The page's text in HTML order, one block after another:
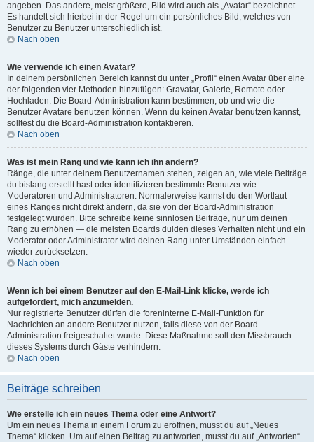
angeben. Das andere, meist größere, Bild wird auch als „Avatar“ bezeichnet.
Es handelt sich hierbei in der Regel um ein persönliches Bild, welches von
Benutzer zu Benutzer unterschiedlich ist.
Nach oben
Wie verwende ich einen Avatar?
In deinem persönlichen Bereich kannst du unter „Profil“ einen Avatar über eine
der folgenden vier Methoden hinzufügen: Gravatar, Galerie, Remote oder
Hochladen. Die Board-Administration kann bestimmen, ob und wie die
Benutzer Avatare benutzen können. Wenn du keinen Avatar benutzen kannst,
solltest du die Board-Administration kontaktieren.
Nach oben
Was ist mein Rang und wie kann ich ihn ändern?
Ränge, die unter deinem Benutzernamen stehen, zeigen an, wie viele Beiträge
du bislang erstellt hast oder identifizieren bestimmte Benutzer wie
Moderatoren und Administratoren. Normalerweise kannst du den Wortlaut
eines Ranges nicht direkt ändern, da sie von der Board-Administration
festgelegt wurden. Bitte schreibe keine sinnlosen Beiträge, nur um deinen
Rang zu erhöhen — die meisten Boards dulden dieses Verhalten nicht und ein
Moderator oder Administrator wird deinen Rang unter Umständen einfach
wieder zurücksetzen.
Nach oben
Wenn ich bei einem Benutzer auf den E-Mail-Link klicke, werde ich
aufgefordert, mich anzumelden.
Nur registrierte Benutzer dürfen die foreninterne E-Mail-Funktion für
Nachrichten an andere Benutzer nutzen, falls diese von der Board-
Administration freigeschaltet wurde. Diese Maßnahme soll den Missbrauch
dieses Systems durch Gäste verhindern.
Nach oben
Beiträge schreiben
Wie erstelle ich ein neues Thema oder eine Antwort?
Um ein neues Thema in einem Forum zu eröffnen, musst du auf „Neues
Thema“ klicken. Um auf einen Beitrag zu antworten, musst du auf „Antworten“